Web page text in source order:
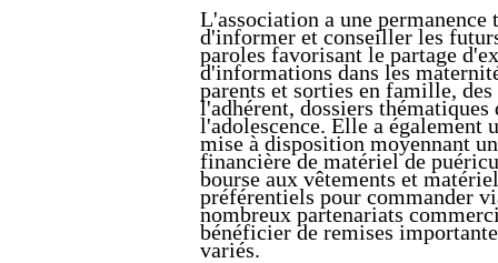
L'association a une
d'informer et conseiller les
paroles favorisant le partage
d'informations dans les
parents et sorties en famille,
l'adhérent, dossiers thématiques
l'adolescence. Elle a également
mise à disposition moyennant
financière de matériel de
bourse aux vêtements et
préférentiels pour commander
nombreux partenariats
bénéficier de remises
variés.